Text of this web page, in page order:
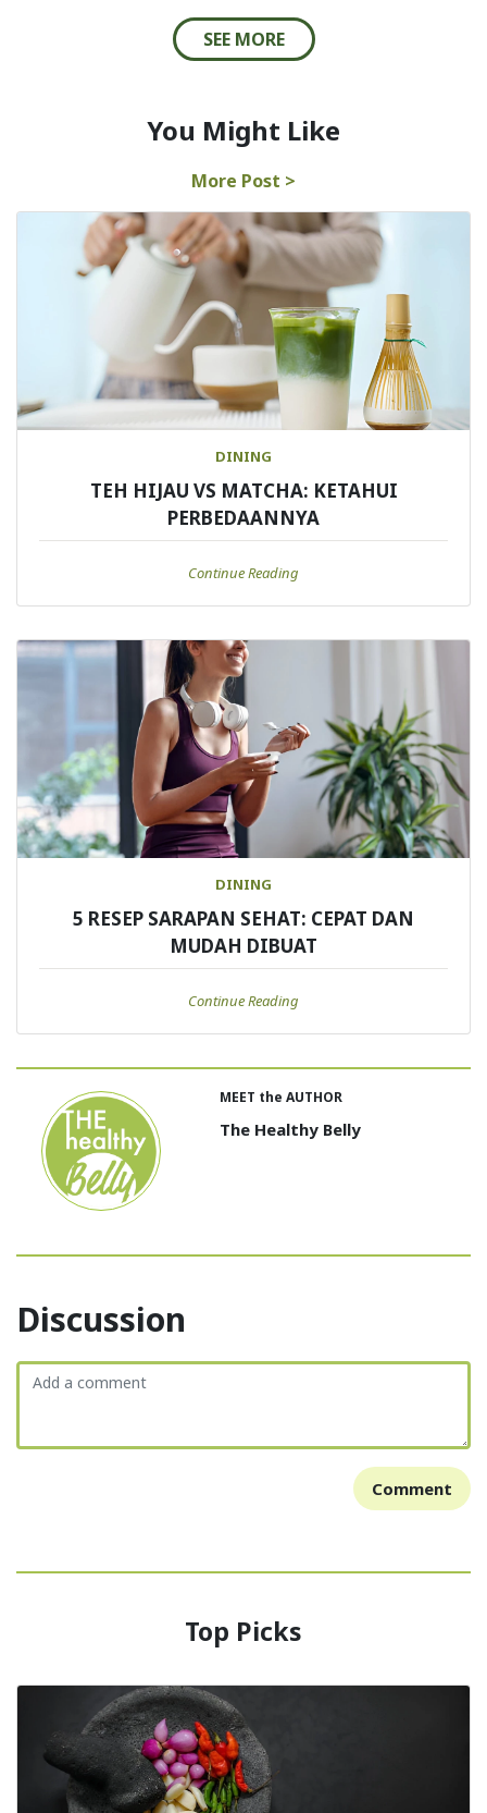
SEE MORE
You Might Like
More Post >
DINING
TEH HIJAU VS MATCHA: KETAHUI
PERBEDAANNYA
Continue Reading
DINING
5 RESEP SARAPAN SEHAT: CEPAT DAN
MUDAH DIBUAT
Continue Reading
MEET the AUTHOR
The Healthy Belly
Discussion
Comment
Top Picks